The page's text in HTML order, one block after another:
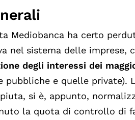
Mediobanca ha certo
nel sistema delle imprese,
degli interessi dei
pubbliche e quelle private).
si è, appunto,
la quota di controllo di